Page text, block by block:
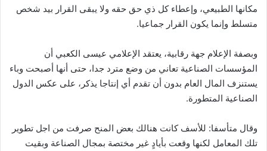
مكانها الطبيعي، وإعطاء كل ذي حق حقه ولا يبقى القرار بيد شخص
متسلط وإنما يكون القرار جماعيا.
وبصفة الإعلام جهة رقابية، يعتقد الإعلامي عيسى الكعبي أن
المؤسسات الصناعية تعاني من وضع مترد جدا، حتى أنها أصبحت وباء
يستنزف المال العام بدون أن تقدم أي إنتاجا يذكر، على عكس الدول
الصناعية المتطورة.
وقال متأسفا: للأسف كانت هنالك بعض المنح صرفت من اجل تطوير
تلك المعامل لكنها وقعت بأيادٍ غير مختصة بمجال الصناعة وبقيت